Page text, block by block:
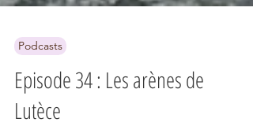
Podcasts
Episode 34 : Les arènes de